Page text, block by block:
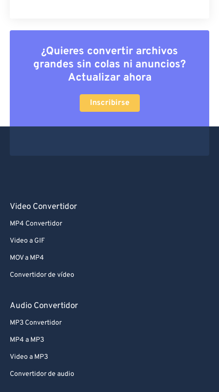
¿Quieres convertir archivos
grandes sin colas ni anuncios?
Actualizar ahora
Inscribirse
Video Convertidor
MP4 Convertidor
Video a GIF
MOV a MP4
Convertidor de vídeo
Audio Convertidor
MP3 Convertidor
MP4 a MP3
Video a MP3
Convertidor de audio